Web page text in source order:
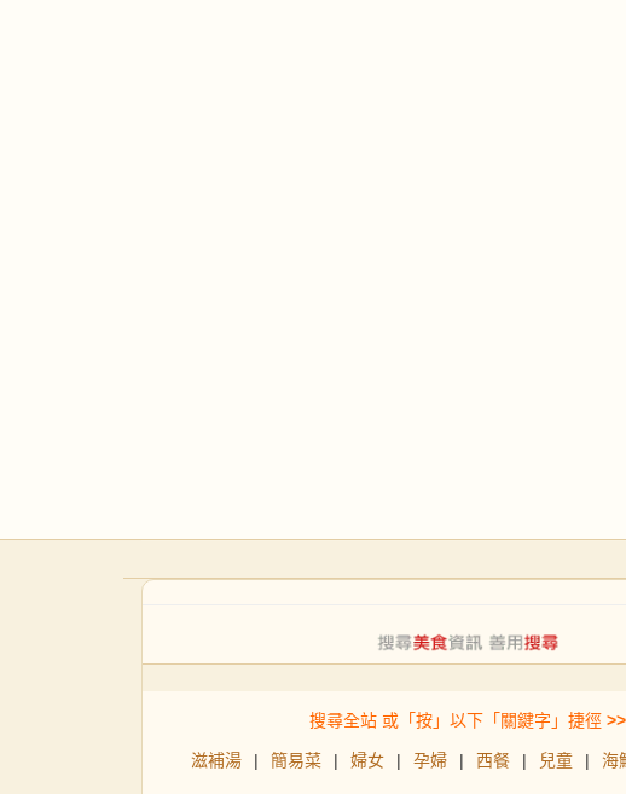
搜尋全站 或「按」以下「關鍵字」捷徑 >>
滋補湯 | 簡易菜 | 婦女 | 孕婦 | 西餐 | 兒童 | 海